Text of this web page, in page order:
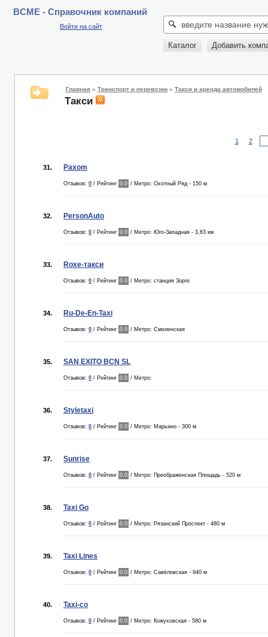
BCME - Справочник компаний
Войти на сайт
Каталог Добавить
Главная » Транспорт и перевозки » Такси и аренда автомобилей
Такси
1 2
31. Paxom
Отзывов: 0 / Рейтинг 0.0 / Метро: Охотный Ряд - 150 м
32. PersonAuto
Отзывов: 0 / Рейтинг 0.0 / Метро: Юго-Западная - 3,63 км
33. Roxe-такси
Отзывов: 0 / Рейтинг 0.0 / Метро: станция Зорге
34. Ru-De-En-Taxi
Отзывов: 0 / Рейтинг 0.0 / Метро: Смоленская
35. SAN EXITO BCN SL
Отзывов: 0 / Рейтинг 0.0 / Метро:
36. Styletaxi
Отзывов: 0 / Рейтинг 0.0 / Метро: Марьино - 300 м
37. Sunrise
Отзывов: 0 / Рейтинг 0.0 / Метро: Преображенская Площадь - 520 м
38. Taxi Go
Отзывов: 0 / Рейтинг 0.0 / Метро: Рязанский Проспект - 480 м
39. Taxi Lines
Отзывов: 0 / Рейтинг 0.0 / Метро: Савёловская - 940 м
40. Taxi-co
Отзывов: 0 / Рейтинг 0.0 / Метро: Кожуховская - 580 м